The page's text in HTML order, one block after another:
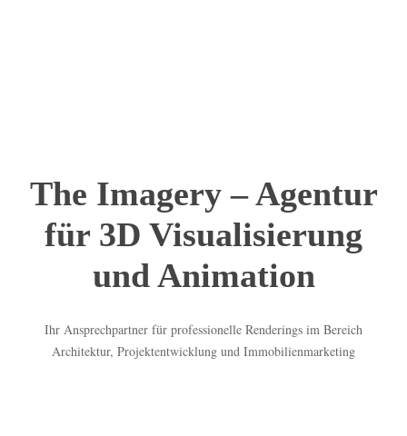
The Imagery – Agentur
für 3D Visualisierung
und Animation
Ihr Ansprechpartner für professionelle Renderings im Bereich
Architektur, Projektentwicklung und Immobilienmarketing